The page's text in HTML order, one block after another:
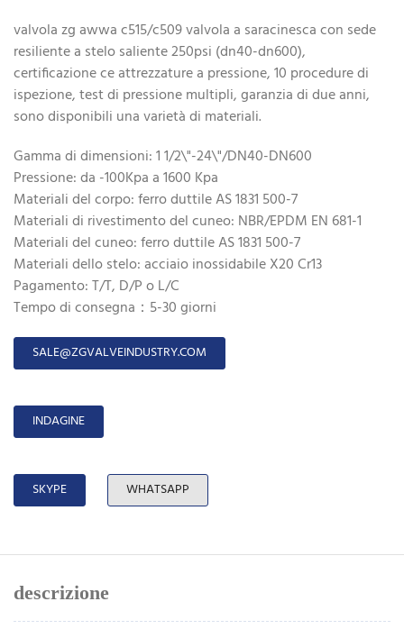
valvola zg awwa c515/c509 valvola a saracinesca con sede
resiliente a stelo saliente 250psi (dn40-dn600),
certificazione ce attrezzature a pressione, 10 procedure di
ispezione, test di pressione multipli, garanzia di due anni,
sono disponibili una varietà di materiali.
Gamma di dimensioni: 1 1/2\"-24\"/DN40-DN600
Pressione: da -100Kpa a 1600 Kpa
Materiali del corpo: ferro duttile AS 1831 500-7
Materiali di rivestimento del cuneo: NBR/EPDM EN 681-1
Materiali del cuneo: ferro duttile AS 1831 500-7
Materiali dello stelo: acciaio inossidabile X20 Cr13
Pagamento: T/T, D/P o L/C
Tempo di consegna：5-30 giorni
SALE@ZGVALVEINDUSTRY.COM
INDAGINE
SKYPE WHATSAPP
descrizione